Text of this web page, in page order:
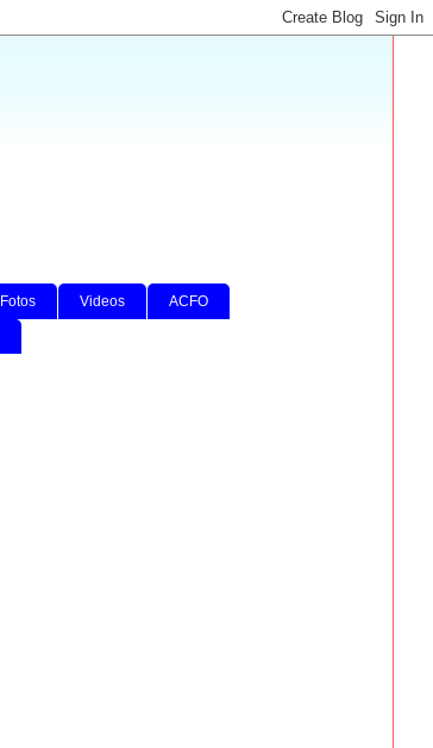
Fotos Videos ACFO